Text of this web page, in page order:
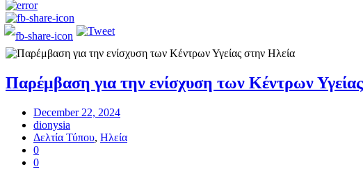
Παρέμβαση για την ενίσχυση των Κέντρων
December 22, 2024
dionysia
Δελτία Τύπου, Ηλεία
0
0